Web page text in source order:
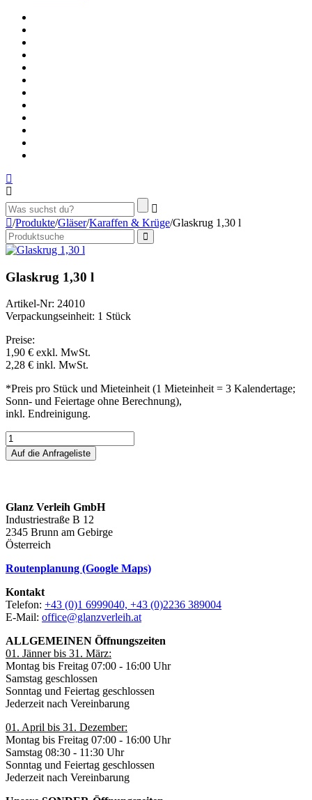
/Produkte/Gläser/Karaffen & Krüge/Glaskrug 1,30 l
Glaskrug 1,30 l
Artikel-Nr: 24010
Verpackungseinheit: 1 Stück
Preise:
1,90 € exkl. MwSt.
2,28 € inkl. MwSt.
*Preis pro Stück und Mieteinheit (1 Mieteinheit = 3 Kalendertage;
Sonn- und Feiertage ohne Berechnung),
inkl. Endreinigung.
Auf die Anfrageliste
Glanz Verleih GmbH
Industriestraße B 12
2345 Brunn am Gebirge
Österreich
Routenplanung (Google Maps)
Kontakt
Telefon: +43 (0)1 6999040, +43 (0)2236 389004
E-Mail: office@glanzverleih.at
ALLGEMEINEN Öffnungszeiten
01. Jänner bis 31. März:
Montag bis Freitag 07:00 - 16:00 Uhr
Samstag geschlossen
Sonntag und Feiertag geschlossen
Jederzeit nach Vereinbarung
01. April bis 31. Dezember:
Montag bis Freitag 07:00 - 16:00 Uhr
Samstag 08:30 - 11:30 Uhr
Sonntag und Feiertag geschlossen
Jederzeit nach Vereinbarung